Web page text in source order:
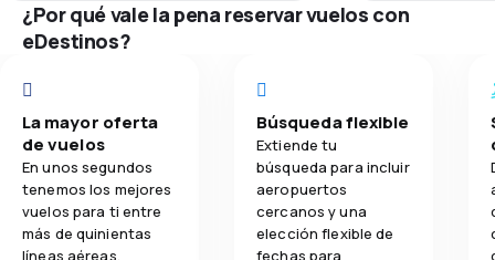
Red de
Precio del
Comodidad
Transporte
¿Por qué vale la pena reservar vuelos con
eDestinos?
La mayor oferta
de vuelos
En unos segundos
tenemos los mejores
vuelos para ti entre
más de quinientas
líneas aéreas.
Búsqueda flexible
Extiende tu
búsqueda para incluir
aeropuertos
cercanos y una
elección flexible de
fechas para